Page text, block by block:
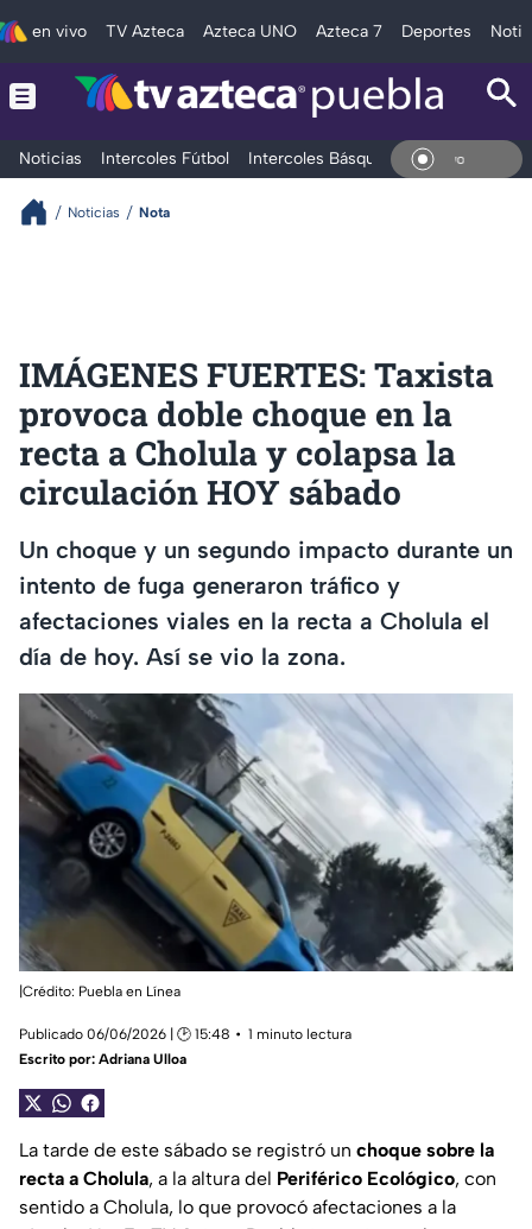
en vivo TV Azteca Azteca UNO Azteca 7 Deportes
Noticias Intercoles Fútbol Intercoles Básquetbol Deportes En
Noticias Nota
IMÁGENES FUERTES: Taxista
provoca doble choque en la
recta a Cholula y colapsa la
circulación HOY sábado
Un choque y un segundo impacto durante un
intento de fuga generaron tráfico y
afectaciones viales en la recta a Cholula el
día de hoy. Así se vio la zona.
|Crédito: Puebla en Línea
Publicado 06/06/2026 | 🕑 15:48
1 minuto lectura
Escrito por: Adriana Ulloa
La tarde de este sábado se registró un choque sobre la
recta a Cholula, a la altura del Periférico Ecológico, con
sentido a Cholula, lo que provocó afectaciones a la